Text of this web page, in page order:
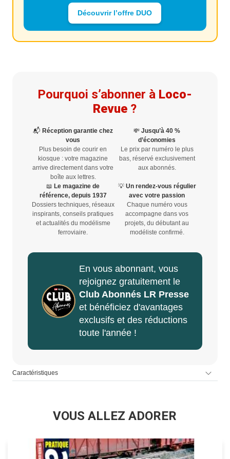
Découvrir l’offre DUO
Pourquoi s’abonner à Loco-
Revue ?
📬Réception garantie chez
vous
Plus besoin de courir en
kiosque : votre magazine
arrive directement dans votre
boîte aux lettres.
💸Jusqu’à 40 %
d’économies
Le prix par numéro le plus
bas, réservé exclusivement
aux abonnés.
📖Le magazine de
référence, depuis 1937
Dossiers techniques, réseaux
inspirants, conseils pratiques
et actualités du modélisme
ferroviaire.
💡 Un rendez-vous régulier
avec votre passion
Chaque numéro vous
accompagne dans vos
projets, du débutant au
modéliste confirmé.
En vous abonnant, vous
rejoignez gratuitement le
Club Abonnés LR Presse
et bénéficiez d'avantages
exclusifs et des réductions
toute l'année !
Caractéristiques
VOUS ALLEZ ADORER